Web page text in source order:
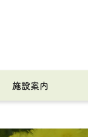
施設案内